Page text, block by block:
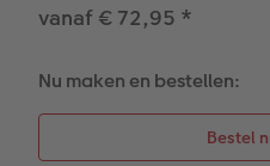
Mogelijkheden
Reliëfopdruk
Alle extra's
Fotostickers
Fotobox
Pasfoto's
Alle extra's
Cadeautips
Webinars
Videotutorials
vanaf € 72,95 *
Nu maken en bestellen: